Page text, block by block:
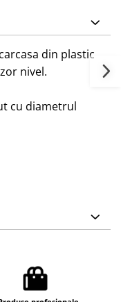
din plastic
nivel.
cu diametrul